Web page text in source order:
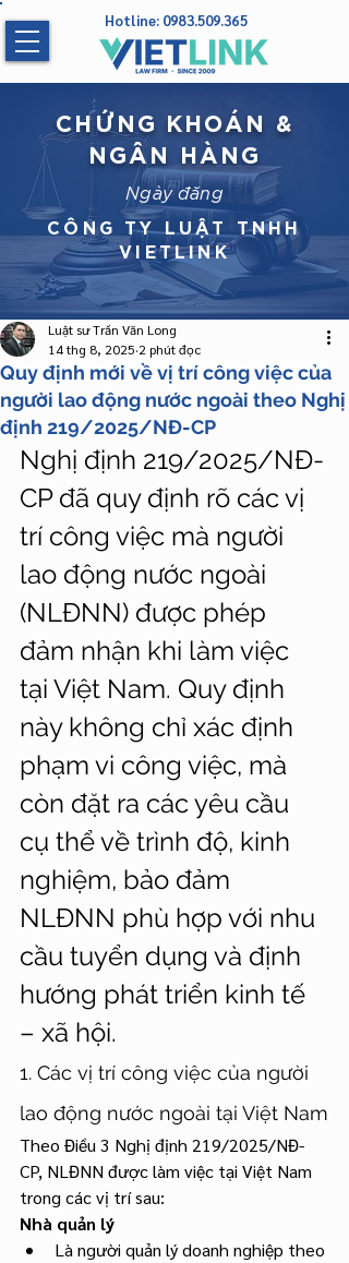
Hotline: 0983.509.365
CHỨNG KHOÁN &
NGÂN HÀNG
Ngày đăng
CÔNG TY LUẬT TNHH
VIETLINK
Quy định mới về vị trí công việc của
người lao động nước ngoài theo Nghị
định 219/2025/NĐ-CP
Luật sư Trần Văn Long
14 thg 8, 2025 2 phút đọc
Nghị định 219/2025/NĐ-
CP đã quy định rõ các vị
trí công việc mà người
lao động nước ngoài
(NLĐNN) được phép
đảm nhận khi làm việc
tại Việt Nam. Quy định
này không chỉ xác định
phạm vi công việc, mà
còn đặt ra các yêu cầu
cụ thể về trình độ, kinh
nghiệm, bảo đảm
NLĐNN phù hợp với nhu
cầu tuyển dụng và định
hướng phát triển kinh tế
– xã hội.
1. Các vị trí công việc của người
lao động nước ngoài tại Việt Nam
Theo Điều 3 Nghị định 219/2025/NĐ-
CP, NLĐNN được làm việc tại Việt Nam
trong các vị trí sau:
Nhà quản lý
Là người quản lý doanh nghiệp theo